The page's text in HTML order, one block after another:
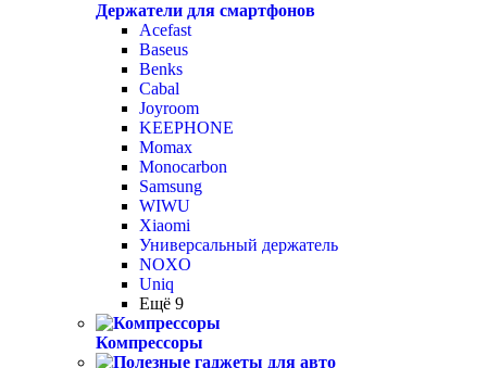
Держатели для смартфонов
Acefast
Baseus
Benks
Cabal
Joyroom
KEEPHONE
Momax
Monocarbon
Samsung
WIWU
Xiaomi
Универсальный держатель
NOXO
Uniq
Ещё 9
Компрессоры